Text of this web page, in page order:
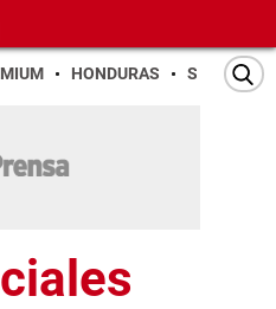
HONDURAS SAN PEDRO